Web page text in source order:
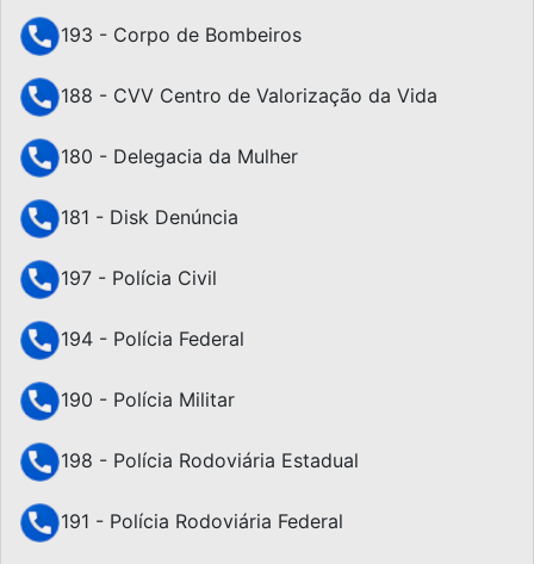
193 - Corpo de Bombeiros
188 - CVV Centro de Valorização da Vida
180 - Delegacia da Mulher
181 - Disk Denúncia
197 - Polícia Civil
194 - Polícia Federal
190 - Polícia Militar
198 - Polícia Rodoviária Estadual
191 - Polícia Rodoviária Federal